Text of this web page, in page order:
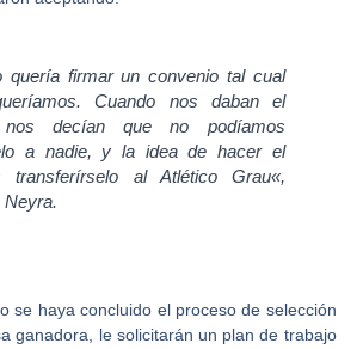
quería firmar un convenio tal cual
Cuando nos daban el
nos decían que no podíamos
a nadie, y la idea de hacer el
transferírselo al Atlético Grau«,
Neyra.
se haya concluido el proceso de selección
ganadora, le solicitarán un plan de trabajo